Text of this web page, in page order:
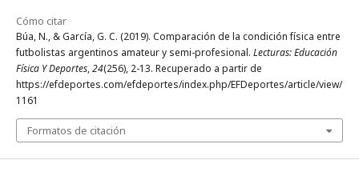
Cómo citar
Búa, N., & García, G. C. (2019). Comparación de la condición física entre
futbolistas argentinos amateur y semi-profesional. Lecturas: Educación
Física Y Deportes,24(256), 2-13. Recuperado a partir de
https://efdeportes.com/efdeportes/index.php/EFDeportes/article/view/
1161
Formatos de citación